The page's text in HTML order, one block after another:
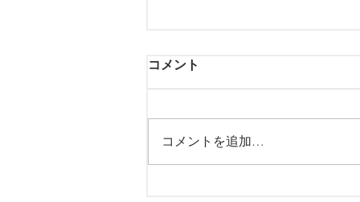
コメント
コメントを追加…